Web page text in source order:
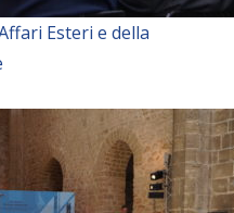
Esteri e della